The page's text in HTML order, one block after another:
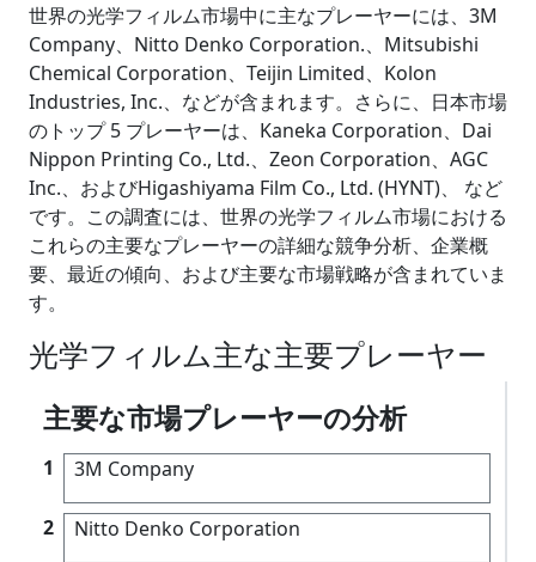
世界の光学フィルム市場中に主なプレーヤーには、3M
Company、Nitto Denko Corporation.、Mitsubishi
Chemical Corporation、Teijin Limited、Kolon
Industries, Inc.、などが含まれます。さらに、日本市場
のトップ 5 プレーヤーは、Kaneka Corporation、Dai
Nippon Printing Co., Ltd.、Zeon Corporation、AGC
Inc.、およびHigashiyama Film Co., Ltd. (HYNT)、 など
です。この調査には、世界の光学フィルム市場における
これらの主要なプレーヤーの詳細な競争分析、企業概
要、最近の傾向、および主要な市場戦略が含まれていま
す。
光学フィルム主な主要プレーヤー
主要な市場プレーヤーの分析
1 3M Company
2 Nitto Denko Corporation